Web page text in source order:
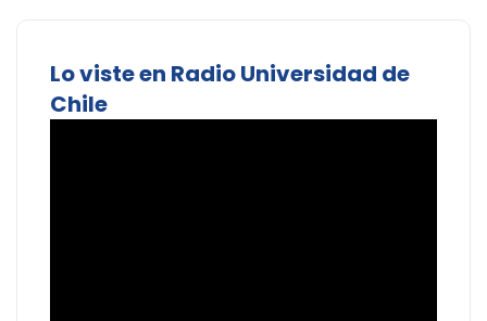
Lo viste en Radio Universidad de
Chile